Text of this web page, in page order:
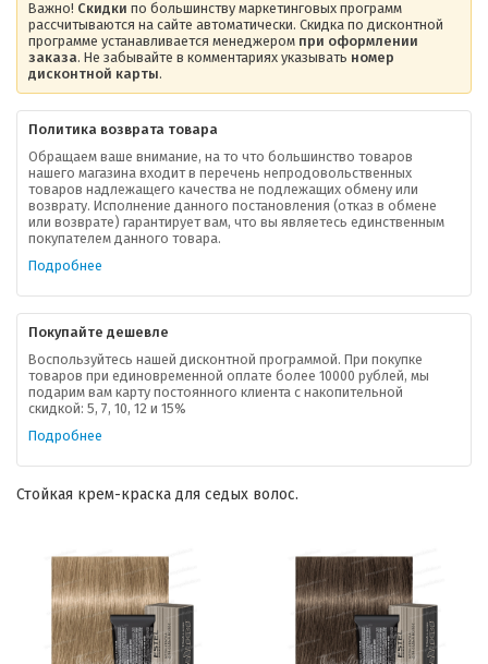
Важно! Скидки по большинству маркетинговых программ
рассчитываются на сайте автоматически. Скидка по дисконтной
программе устанавливается менеджером при оформлении
заказа. Не забывайте в комментариях указывать номер
дисконтной карты.
Политика возврата товара
Обращаем ваше внимание, на то что большинство товаров
нашего магазина входит в перечень непродовольственных
товаров надлежащего качества не подлежащих обмену или
возврату. Исполнение данного постановления (отказ в обмене
или возврате) гарантирует вам, что вы являетесь единственным
покупателем данного товара.
Подробнее
Покупайте дешевле
Воспользуйтесь нашей дисконтной программой. При покупке
товаров при единовременной оплате более 10000 рублей, мы
подарим вам карту постоянного клиента с накопительной
скидкой: 5, 7, 10, 12 и 15%
Подробнее
Стойкая крем-краска для седых волос.